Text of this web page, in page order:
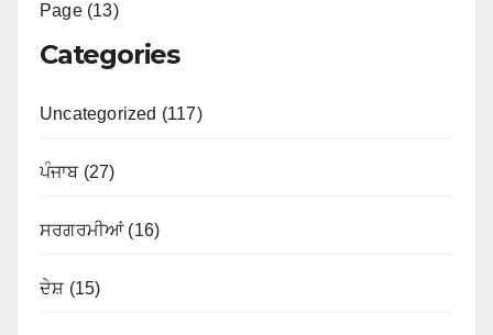
Page (13)
Categories
Uncategorized (117)
ਪੰਜਾਬ (27)
ਸਰਗਰਮੀਆਂ (16)
ਦੇਸ਼ (15)